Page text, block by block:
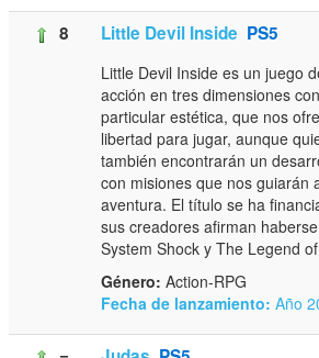
8 Little Devil Inside PS5
Little Devil Inside es un juego
acción en tres dimensiones
particular estética, que nos
libertad para jugar, aunque
también encontrarán un
con misiones que nos guiarán
aventura. El título se ha
sus creadores afirman
System Shock y The Legend
Género: Action-RPG
Fecha de lanzamiento: Año